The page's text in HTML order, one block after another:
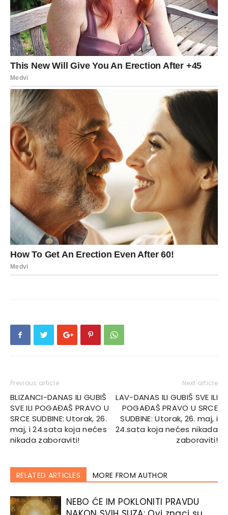
Previous article
BLIZANCI-DANAS ILI GUBIŠ
SVE ILI POGAĐAŠ PRAVO U
SRCE SUDBINE: Utorak, 26.
maj, i 24.sata koja nećes
nikada zaboraviti!
Next article
LAV-DANAS ILI GUBIŠ SVE ILI
POGAĐAŠ PRAVO U SRCE
SUDBINE: Utorak, 26. maj, i
24.sata koja nećes nikada
zaboraviti!
RELATED ARTICLES MORE FROM AUTHOR
NEBO ĆE IM POKLONITI PRAVDU